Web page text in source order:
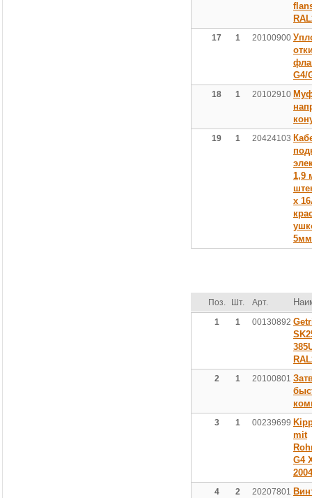
17 1 20100900
G4/
18 1 20102910
19 1 20424103
1,9
х
5мм
Поз. Шт. Арт.
1 1 00130892
2 1 20100801
3 1 00239699
mit
G4
2004
4 2 20207801